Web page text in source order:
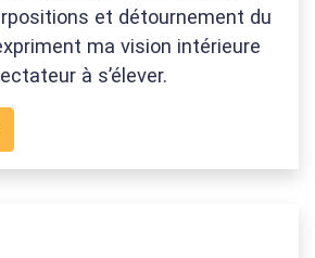
et détournement du
ma vision intérieure
à s’élever.